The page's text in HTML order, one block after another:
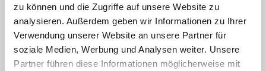
zu können und die Zugriffe auf unsere Website zu
analysieren. Außerdem geben wir Informationen zu Ihrer
Verwendung unserer Website an unsere Partner für
soziale Medien, Werbung und Analysen weiter. Unsere
Partner führen diese Informationen möglicherweise mit
Verhandlungen zulässt", begründete das
der Sprecher der Dienstgeberseite
Norbert Altmann mit Verweis auf den
scharfen Ton bei der letzten Sitzung: